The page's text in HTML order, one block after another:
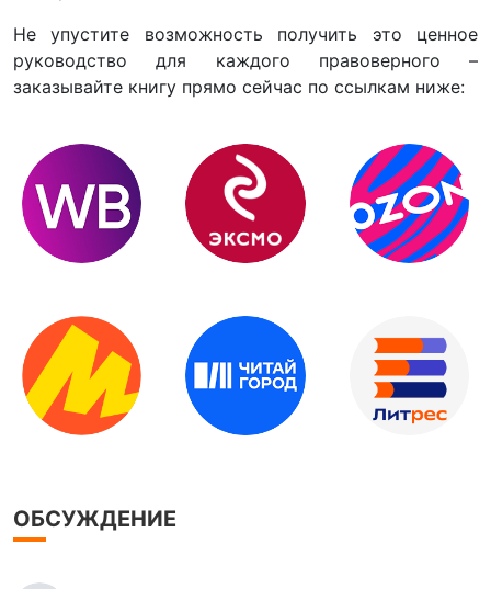
Не упустите возможность получить это ценное
руководство для каждого правоверного –
заказывайте книгу прямо сейчас по ссылкам ниже:
ОБСУЖДЕНИЕ